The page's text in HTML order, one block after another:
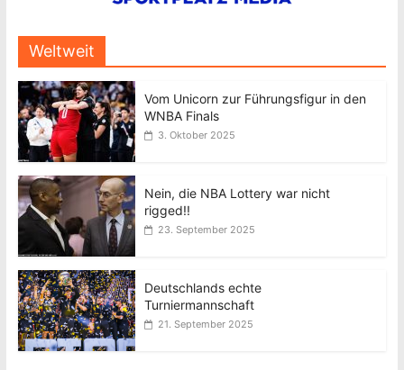
Weltweit
Vom Unicorn zur Führungsfigur in den
WNBA Finals
3. Oktober 2025
Nein, die NBA Lottery war nicht
rigged!!
23. September 2025
Deutschlands echte
Turniermannschaft
21. September 2025